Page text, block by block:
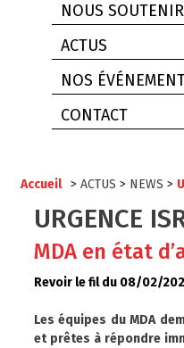
NOUS SOUTENIR
ACTUS
NOS
CONTACT
Accueil > ACTUS > NEWS >
URGENCE
MDA en état
Revoir le fil du 08/02/
Les équipes du MDA
et prêtes à répondre